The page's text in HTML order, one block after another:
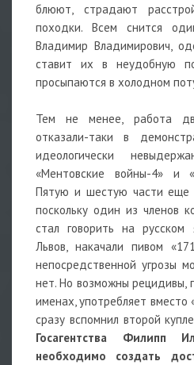
блюют, страдают
походки. Всем снится
Владимир Владимирович,
ставит их в неудобную
просыпаются в холодном
Тем не менее, работа
отказали-таки в
идеологически
«Ментовские войны-4» и
Пятую и шестую части еще
поскольку один из членов
стал говорить на русском
Львов, накачали пивом
непосредственной угрозы
нет. Но возможны рецидивы,
именах, употребляет
сразу вспомнил второй
Госагентства Филипп
необходимо создать